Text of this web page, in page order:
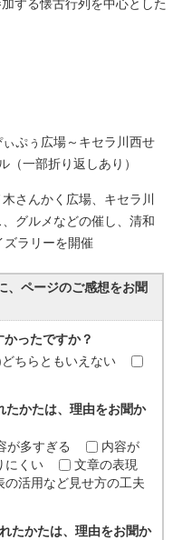
する懐古行列を中心とした
ぷぅ広場～キセラ川西せ
（一部折り返しあり）
さんかく広場、キセラ川
グルメなどの催し、清和
ズラリーを開催
、ページのご感想をお聞
ったですか？
ちらともいえない
たかたは、理由をお聞か
が多すぎる
内容が
にくい
文章の表現
の活用など見せ方の工夫
たかたは、理由をお聞か